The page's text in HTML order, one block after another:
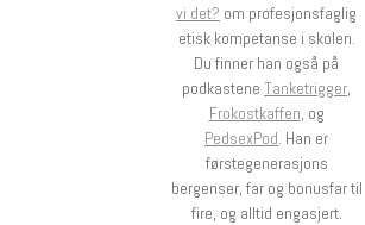
vi det? om profesjonsfaglig
etisk kompetanse i skolen.
Du finner han også på
podkastene Tanketrigger,
Frokostkaffen, og
PedsexPod. Han er
førstegenerasjons
bergenser, far og bonusfar til
fire, og alltid engasjert.